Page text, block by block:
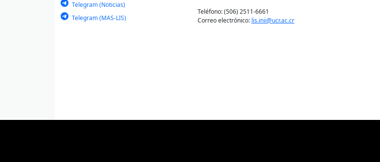
Telegram (Noticias)
Telegram (MAS-LIS)
Teléfono: (506) 2511-6661
Correo electrónico: lis.inii@ucr.ac.cr